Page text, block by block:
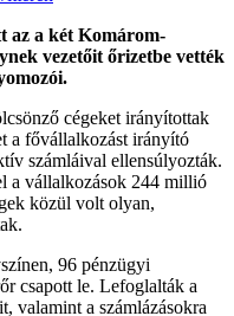
az a két Komárom-
vezetőit őrizetbe vették
cégeket irányítottak
a fővállalkozást irányító
számláival ellensúlyozták.
a vállalkozások 244 millió
közül volt olyan,
96 pénzügyi
csapott le. Lefoglalták a
valamint a számlázásokra